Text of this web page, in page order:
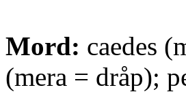
Mord: caedes
(mera = dråp);